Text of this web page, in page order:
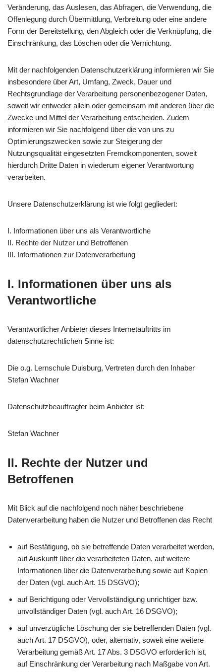
Veränderung, das Auslesen, das Abfragen, die Verwendung, die
Offenlegung durch Übermittlung, Verbreitung oder eine andere
Form der Bereitstellung, den Abgleich oder die Verknüpfung, die
Einschränkung, das Löschen oder die Vernichtung.
Mit der nachfolgenden Datenschutzerklärung informieren wir Sie
insbesondere über Art, Umfang, Zweck, Dauer und
Rechtsgrundlage der Verarbeitung personenbezogener Daten,
soweit wir entweder allein oder gemeinsam mit anderen über die
Zwecke und Mittel der Verarbeitung entscheiden. Zudem
informieren wir Sie nachfolgend über die von uns zu
Optimierungszwecken sowie zur Steigerung der
Nutzungsqualität eingesetzten Fremdkomponenten, soweit
hierdurch Dritte Daten in wiederum eigener Verantwortung
verarbeiten.
Unsere Datenschutzerklärung ist wie folgt gegliedert:
I. Informationen über uns als Verantwortliche
II. Rechte der Nutzer und Betroffenen
III. Informationen zur Datenverarbeitung
I. Informationen über uns als
Verantwortliche
Verantwortlicher Anbieter dieses Internetauftritts im
datenschutzrechtlichen Sinne ist:
Die o.g. Lernschule Duisburg, Vertreten durch den Inhaber
Stefan Wachner
Datenschutzbeauftragter beim Anbieter ist:
Stefan Wachner
II. Rechte der Nutzer und
Betroffenen
Mit Blick auf die nachfolgend noch näher beschriebene
Datenverarbeitung haben die Nutzer und Betroffenen das Recht
auf Bestätigung, ob sie betreffende Daten verarbeitet werden,
auf Auskunft über die verarbeiteten Daten, auf weitere
Informationen über die Datenverarbeitung sowie auf Kopien
der Daten (vgl. auch Art. 15 DSGVO);
auf Berichtigung oder Vervollständigung unrichtiger bzw.
unvollständiger Daten (vgl. auch Art. 16 DSGVO);
auf unverzügliche Löschung der sie betreffenden Daten (vgl.
auch Art. 17 DSGVO), oder, alternativ, soweit eine weitere
Verarbeitung gemäß Art. 17 Abs. 3 DSGVO erforderlich ist,
auf Einschränkung der Verarbeitung nach Maßgabe von Art.